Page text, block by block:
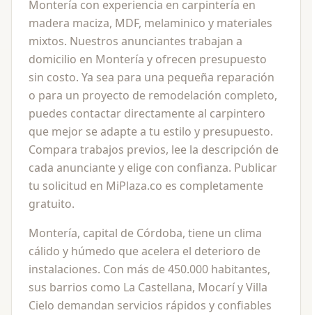
Montería con experiencia en carpintería en
madera maciza, MDF, melaminico y materiales
mixtos. Nuestros anunciantes trabajan a
domicilio en Montería y ofrecen presupuesto
sin costo. Ya sea para una pequeña reparación
o para un proyecto de remodelación completo,
puedes contactar directamente al carpintero
que mejor se adapte a tu estilo y presupuesto.
Compara trabajos previos, lee la descripción de
cada anunciante y elige con confianza. Publicar
tu solicitud en MiPlaza.co es completamente
gratuito.
Montería, capital de Córdoba, tiene un clima
cálido y húmedo que acelera el deterioro de
instalaciones. Con más de 450.000 habitantes,
sus barrios como La Castellana, Mocarí y Villa
Cielo demandan servicios rápidos y confiables